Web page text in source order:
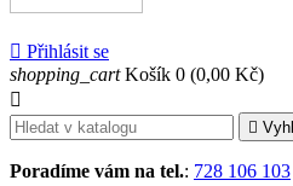
 Přihlásit se
shopping_cart Košík 0 (0,00 Kč)


Poradíme vám na tel.: 728 106 103